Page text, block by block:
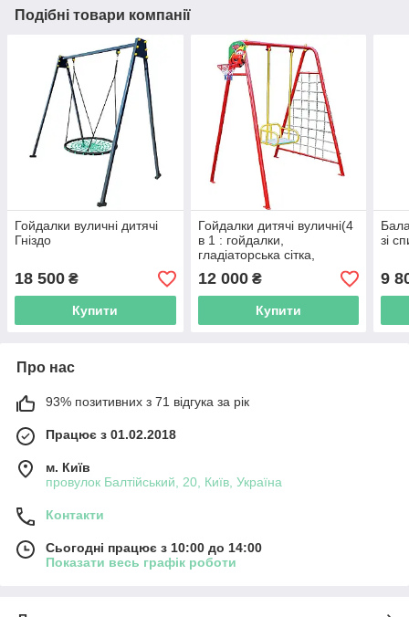
Подібні товари компанії
Гойдалки вуличні дитячі
Гніздо
18 500 ₴
Купити
Гойдалки дитячі вуличні(4
в 1 : гойдалки,
гладіаторська сітка,
баскетбольне кільце,
дартс)
12 000₴
Купити
зі
9
Про нас
93% позитивних з 71 відгука за рік
Працює з 01.02.2018
м. Київ
провулок Балтійський, 20, Київ, Україна
Контакти
Сьогодні працює з 10:00 до 14:00
Показати весь графік роботи